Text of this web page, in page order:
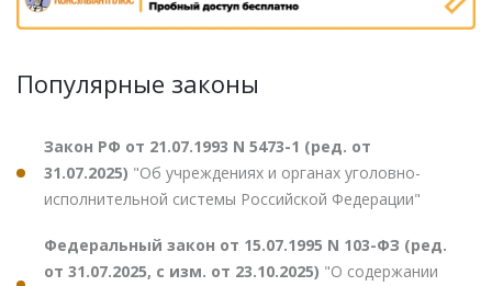
Популярные законы
Закон РФ от 21.07.1993 N 5473-1 (ред. от
31.07.2025) "Об учреждениях и органах уголовно-
исполнительной системы Российской Федерации"
Федеральный закон от 15.07.1995 N 103-ФЗ (ред.
от 31.07.2025, с изм. от 23.10.2025) "О содержании